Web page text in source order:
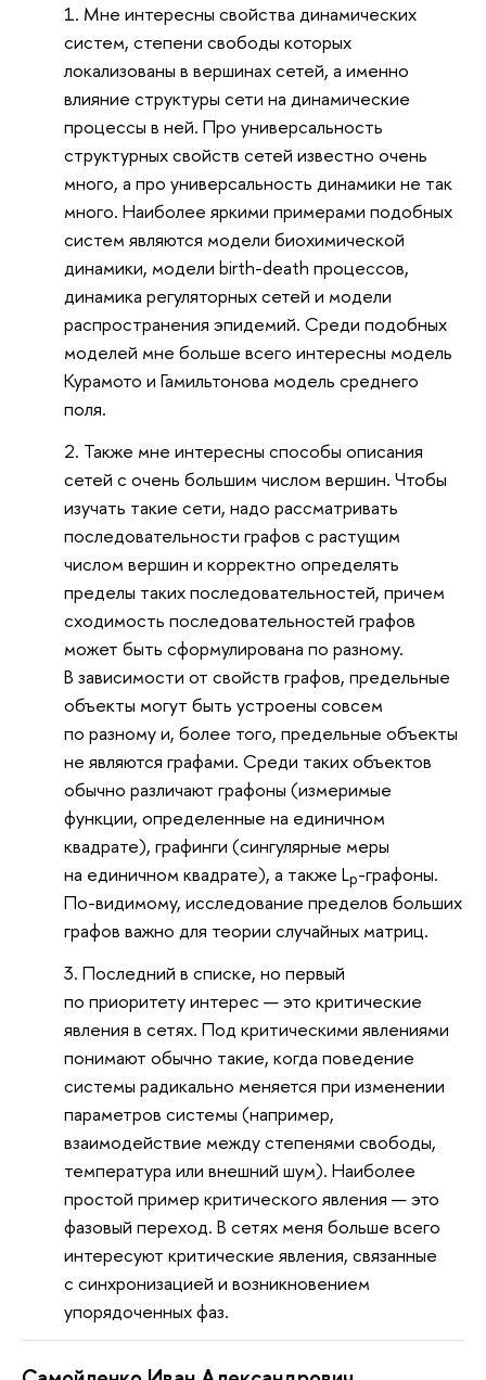
Мне интересны свойства динамических
систем, степени свободы которых
локализованы в вершинах сетей, а именно
влияние структуры сети на динамические
процессы в ней. Про универсальность
структурных свойств сетей известно очень
много, а про универсальность динамики не так
много. Наиболее яркими примерами подобных
систем являются модели биохимической
динамики, модели birth-death процессов,
динамика регуляторных сетей и модели
распространения эпидемий. Среди подобных
моделей мне больше всего интересны модель
Курамото и Гамильтонова модель среднего
поля.
Также мне интересны способы описания
сетей с очень большим числом вершин. Чтобы
изучать такие сети, надо рассматривать
последовательности графов с растущим
числом вершин и корректно определять
пределы таких последовательностей, причем
сходимость последовательностей графов
может быть сформулирована по разному.
В зависимости от свойств графов, предельные
объекты могут быть устроены совсем
по разному и, более того, предельные объекты
не являются графами. Среди таких объектов
обычно различают графоны (измеримые
функции, определенные на единичном
квадрате), графинги (сингулярные меры
на единичном квадрате), а также Lp-графоны.
По-видимому, исследование пределов больших
графов важно для теории случайных матриц.
Последний в списке, но первый
по приоритету интерес — это критические
явления в сетях. Под критическими явлениями
понимают обычно такие, когда поведение
системы радикально меняется при изменении
параметров системы (например,
взаимодействие между степенями свободы,
температура или внешний шум). Наиболее
простой пример критического явления — это
фазовый переход. В сетях меня больше всего
интересуют критические явления, связанные
с синхронизацией и возникновением
упорядоченных фаз.